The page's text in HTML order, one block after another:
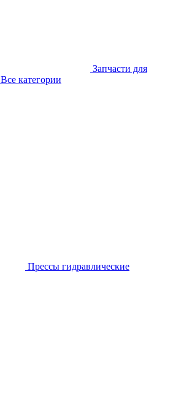
Запчасти для
Все категории
Прессы гидравлические